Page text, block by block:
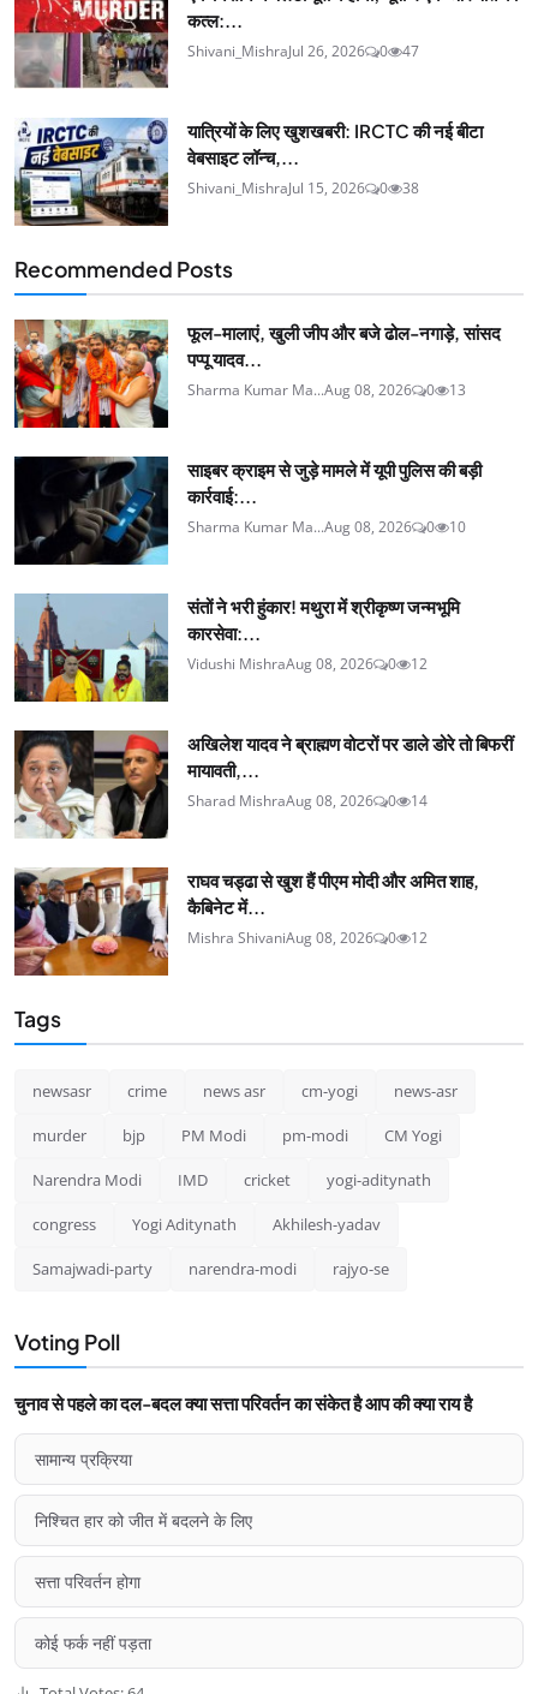
कत्ल:...
Shivani_MishraJul 26, 2026 0 47
यात्रियों के लिए खुशखबरी: IRCTC की नई बीटा
वेबसाइट लॉन्च,...
Shivani_MishraJul 15, 2026 0 38
Recommended Posts
फूल-मालाएं, खुली जीप और बजे ढोल-नगाड़े, सांसद
पप्पू यादव...
Sharma Kumar Ma...Aug 08, 2026 0 13
साइबर क्राइम से जुड़े मामले में यूपी पुलिस की बड़ी
कार्रवाई:...
Sharma Kumar Ma...Aug 08, 2026 0 10
संतों ने भरी हुंकार! मथुरा में श्रीकृष्ण जन्मभूमि
कारसेवा:...
Vidushi MishraAug 08, 2026 0 12
अखिलेश यादव ने ब्राह्मण वोटरों पर डाले डोरे तो बिफरीं
मायावती,...
Sharad MishraAug 08, 2026 0 14
राघव चड्ढा से खुश हैं पीएम मोदी और अमित शाह,
कैबिनेट में...
Mishra ShivaniAug 08, 2026 0 12
Tags
newsasr crime news asr cm-yogi news-asr
murder bjp PM Modi pm-modi CM Yogi
Narendra Modi IMD cricket yogi-aditynath
congress Yogi Aditynath Akhilesh-yadav
Samajwadi-party narendra-modi rajyo-se
Voting Poll
चुनाव से पहले का दल-बदल क्या सत्ता परिवर्तन का संकेत है आप की क्या राय है
सामान्य प्रक्रिया
निश्चित हार को जीत में बदलने के लिए
सत्ता परिवर्तन होगा
कोई फर्क नहीं पड़ता